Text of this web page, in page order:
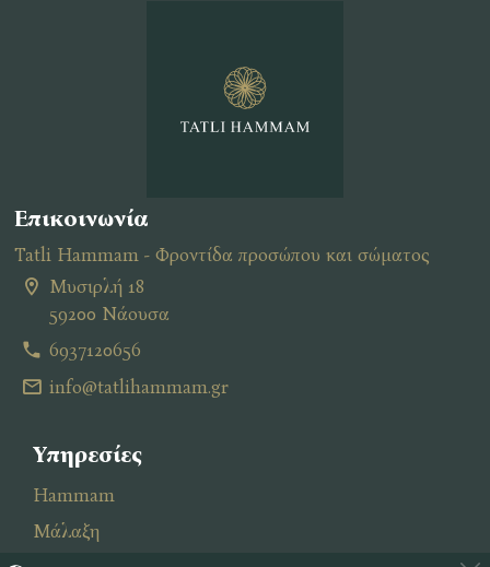
Επικοινωνία
Tatli Hammam - Φροντίδα προσώπου και σώματος
Μυσιρλή 18
59200 Νάουσα
6937120656
info@tatlihammam.gr
Υπηρεσίες
Hammam
Μάλαξη